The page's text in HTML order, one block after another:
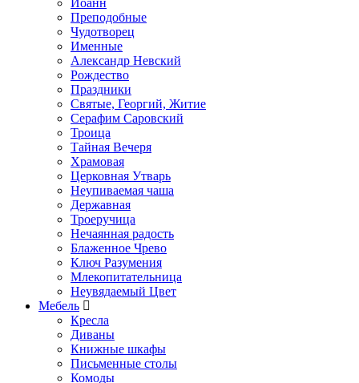
Иоанн
Преподобные
Чудотворец
Именные
Александр Невский
Рождество
Праздники
Святые, Георгий, Житие
Серафим Саровский
Троица
Тайная Вечеря
Храмовая
Церковная Утварь
Неупиваемая чаша
Державная
Троеручица
Нечаянная радость
Блаженное Чрево
Ключ Разумения
Млекопитательница
Неувядаемый Цвет
Мебель
Кресла
Диваны
Книжные шкафы
Письменные столы
Комоды